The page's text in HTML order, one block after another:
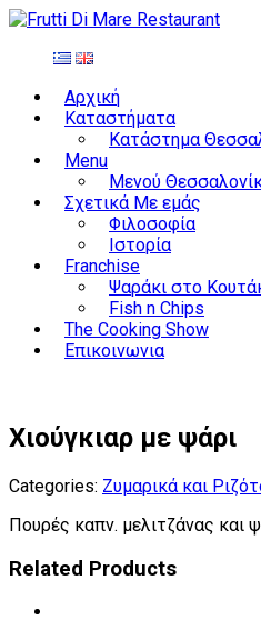
Αρχική
Καταστήματα
Κατάστημα
Menu
Μενού
Σχετικά Με εμάς
Φιλοσοφία
Ιστορία
Franchise
Ψαράκι στο
Fish n Chips
The Cooking Show
Επικοινωνια
Χιούγκιαρ με ψάρι
Categories: Ζυμαρικά και
Πουρές καπν. μελιτζάνας και
Related Products